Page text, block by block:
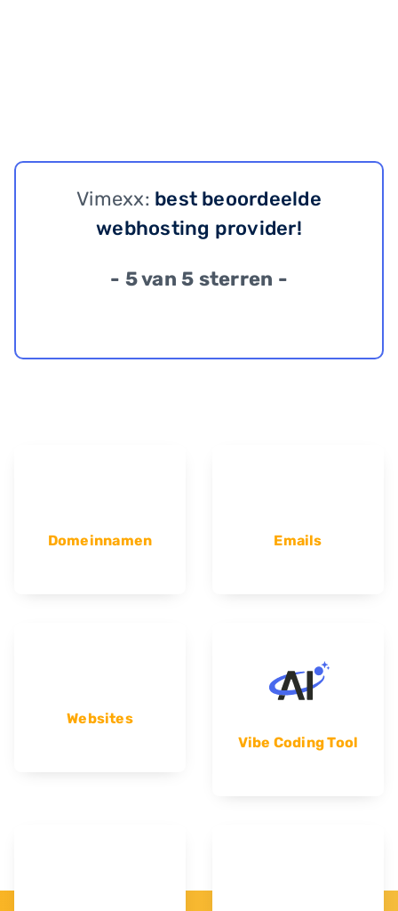
Vimexx: best beoordeelde
webhosting provider!
- 5 van 5 sterren -
Domeinnamen Emails
Websites
Vibe Coding Tool